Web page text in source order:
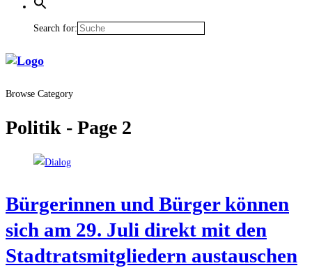
Search for:
Browse Category
Politik - Page 2
Bür­ge­rin­nen und Bür­ger kön­nen
sich am 29. Juli direkt mit den
Stadt­rats­mit­glie­dern austauschen